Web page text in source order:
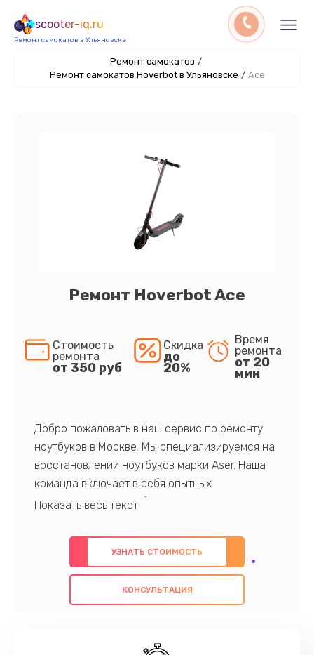
scooter-iq.ru
Ремонт самокатов в Ульяновске
Ремонт самокатов /
Ремонт самокатов Hoverbot в Ульяновске / Ace
Ремонт Hoverbot Ace
Стоимость
ремонта
от 350 руб
Скидка
до
20%
Время
ремонта
от 20
мин
Добро пожаловать в наш сервис по ремонту
ноутбуков в Москве. Мы специализируемся на
восстановлении ноутбуков марки Aser. Наша
команда включает в себя опытных
профессионалов с обширными знаниями и
предлагаем быстрый и качественный ремонт с
использованием оригинальных компонентов, а
также гарантируем качество всех
проведенных работ. Наша цель - предоставить
наилучшим образом. Не медлите записаться на
УЗНАТЬ СТОИМОСТЬ
КОНСУЛЬТАЦИЯ